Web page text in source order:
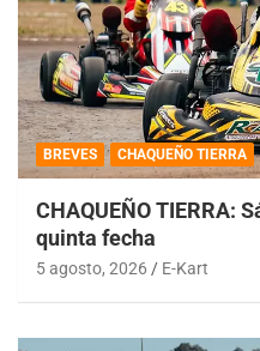
BREVES CHAQUEÑO TIERRA
CHAQUEÑO TIERRA:
quinta fecha
5 agosto, 2026 E-Kart